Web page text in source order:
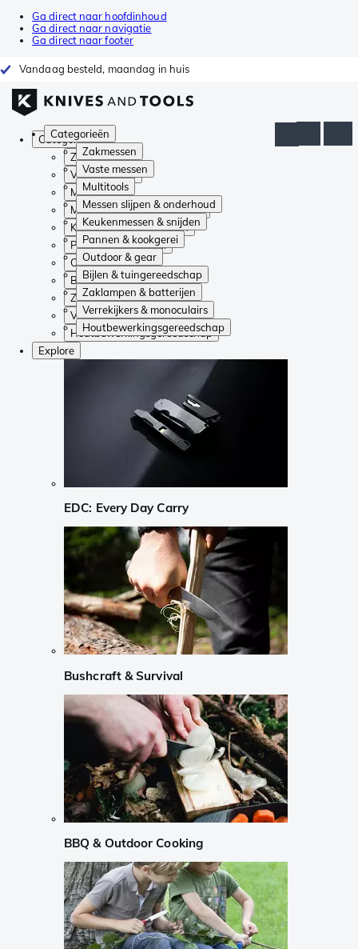
Ga direct naar hoofdinhoud
Ga direct naar navigatie
Ga direct naar footer
Vandaag besteld, maandag in huis
Categorieën
Zakmessen
Vaste messen
Multitools
Messen slijpen & onderhoud
Keukenmessen & snijden
Pannen & kookgerei
Outdoor & gear
Bijlen & tuingereedschap
Zaklampen & batterijen
Verrekijkers & monoculairs
Houtbewerkingsgereedschap
Categorieën
Zakmessen
Vaste messen
Multitools
Messen slijpen & onderhoud
Keukenmessen & snijden
Pannen & kookgerei
Outdoor & gear
Bijlen & tuingereedschap
Zaklampen & batterijen
Verrekijkers & monoculairs
Houtbewerkingsgereedschap
Explore
EDC: Every Day Carry
Bushcraft & Survival
BBQ & Outdoor Cooking